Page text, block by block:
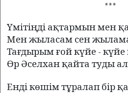
***
Үмітіңді ақтармын мен
Мен жыласам сен
Тағдырым ғой күйе -
Өр Əселхан қайта туды
Енді көшім тұралап бір